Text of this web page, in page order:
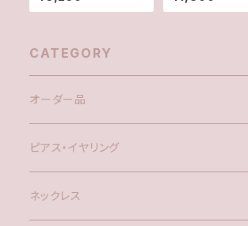
アマリン14kgfピアス/
イヤリング
ンピアス(14Kgf)
CATEGORY
オーダー品
ピアス・イヤリング
silver925
ネックレス